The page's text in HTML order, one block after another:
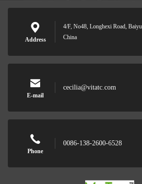
Address
4/F, No48, Longhexi Road,
China
E-mail
cecilia@vitatc.com
Phone
0086-138-2600-6528